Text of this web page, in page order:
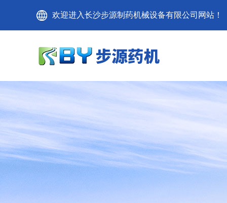
欢迎进入长沙步源制药机械设备有限公司网站！